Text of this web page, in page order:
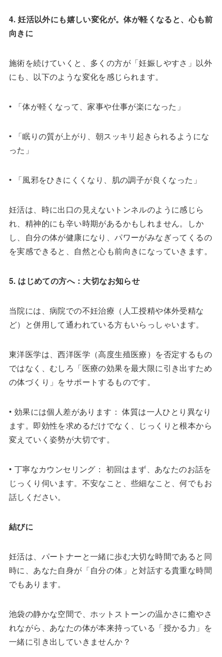
4. 妊活以外にも嬉しい変化が。体が軽くなると、心も前
向きに
施術を続けていくと、多くの方が「妊娠しやすさ」以外
にも、以下のような変化を感じられます。
• 「体が軽くなって、家事や仕事が楽になった」
• 「眠りの質が上がり、朝スッキリ起きられるようにな
った」
• 「風邪をひきにくくなり、肌の調子が良くなった」
妊活は、時に出口の見えないトンネルのように感じら
れ、精神的にも辛い時期があるかもしれません。しか
し、自分の体が健康になり、パワーがみなぎってくるの
を実感できると、自然と心も前向きになっていきます。
5. はじめての方へ：大切なお知らせ
当院には、病院での不妊治療（人工授精や体外受精な
ど）と併用して通われている方もいらっしゃいます。
東洋医学は、西洋医学（高度生殖医療）を否定するもの
ではなく、むしろ「医療の効果を最大限に引き出すため
の体づくり」をサポートするものです。
• 効果には個人差があります： 体質は一人ひとり異なり
ます。即効性を求めるだけでなく、じっくりと根本から
変えていく姿勢が大切です。
• 丁寧なカウンセリング： 初回はまず、あなたのお話を
じっくり伺います。不安なこと、些細なこと、何でもお
話しください。
結びに
妊活は、パートナーと一緒に歩む大切な時間であると同
時に、あなた自身が「自分の体」と対話する貴重な時間
でもあります。
池袋の静かな空間で、ホットストーンの温かさに癒やさ
れながら、あなたの体が本来持っている「授かる力」を
一緒に引き出していきませんか？